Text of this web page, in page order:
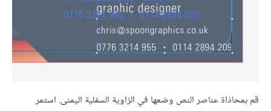
قم بمحاذاة عناصر النص وضعها في الزاوية السفلية اليمنى. استمر